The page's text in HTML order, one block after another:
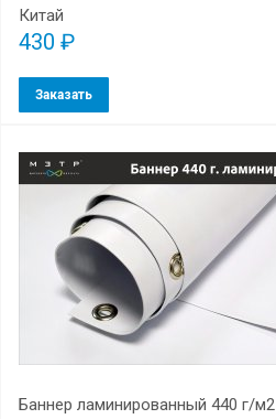
Китай
430 ₽
Заказать
Баннер ламинированный 440 г/м2